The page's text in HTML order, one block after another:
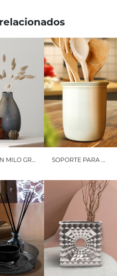
JARRÓN MILO GRANDE SOPORTE PARA UTENSILIOS PORTO MEDIANO